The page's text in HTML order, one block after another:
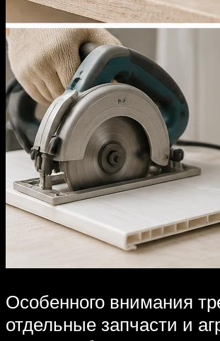
Особенного внимания
отдельные запчасти и